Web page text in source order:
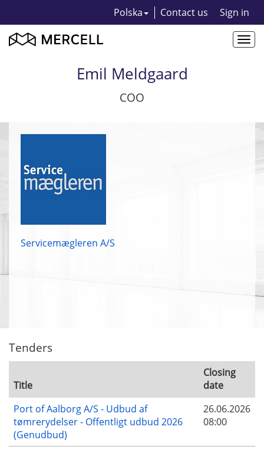
Polska Contact us Sign in
Emil Meldgaard
COO
Servicemægleren A/S
Tenders
Title
Closing
date
Port of Aalborg A/S - Udbud af
tømrerydelser - Offentligt udbud 2026
(Genudbud)
26.06.2026
08:00